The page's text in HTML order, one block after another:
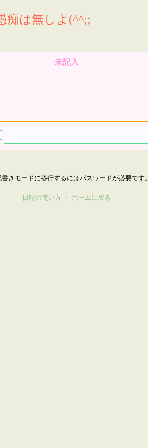
痴は無しよ(^^;;
未記入
きモードに移行するにはパスワードが必要です。
日記の使い方 ・ ホームに戻る